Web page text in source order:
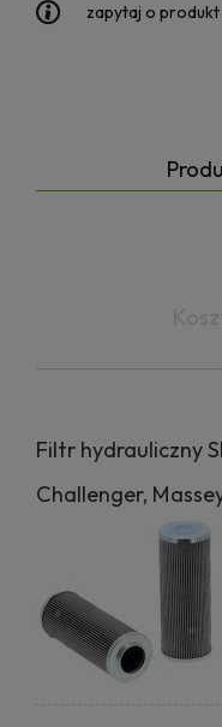
zapytaj o produkt
Filtr hydrauliczny
Challenger,